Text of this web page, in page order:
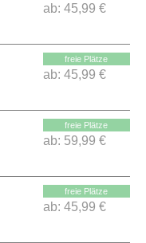
ab: 45,99 €
freie Plätze
ab: 45,99 €
freie Plätze
ab: 59,99 €
freie Plätze
ab: 45,99 €